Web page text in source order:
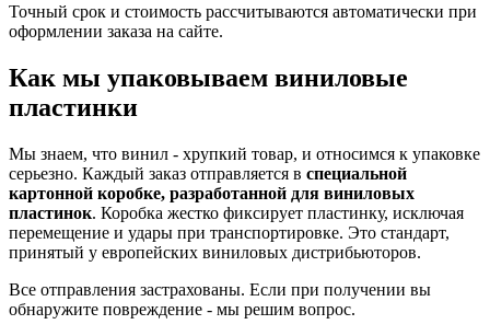
Точный срок и стоимость рассчитываются автоматически при
оформлении заказа на сайте.
Как мы упаковываем виниловые
пластинки
Мы знаем, что винил - хрупкий товар, и относимся к упаковке
серьезно. Каждый заказ отправляется в специальной
картонной коробке, разработанной для виниловых
пластинок. Коробка жестко фиксирует пластинку, исключая
перемещение и удары при транспортировке. Это стандарт,
принятый у европейских виниловых дистрибьюторов.
Все отправления застрахованы. Если при получении вы
обнаружите повреждение - мы решим вопрос.